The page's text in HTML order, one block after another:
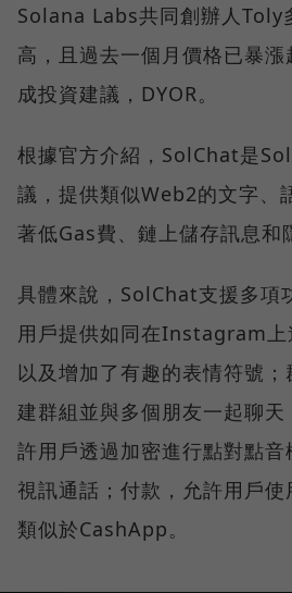
Solana Labs共同創辦人Toly
高，且過去一個月價格已暴
成投資建議，DYOR。
根據官方介紹，SolChat是
議，提供類似Web2的文字、
著低Gas費、鏈上儲存訊息和
具體來說，SolChat支援多項
用戶提供如同在Instagram上
以及增加了有趣的表情符號
建群組並與多個朋友一起聊
許用戶透過加密進行點對點
視訊通話；付款，允許用戶使
類似於CashApp。